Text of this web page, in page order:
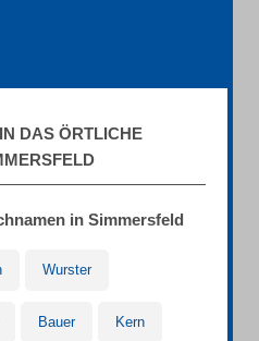
DAS ÖRTLICHE
in Simmersfeld
Wurster
Bauer Kern